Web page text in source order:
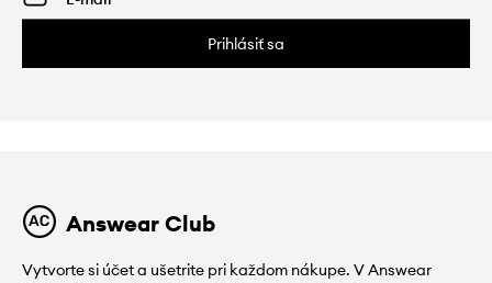
Prihlásiť sa
Answear Club
Vytvorte si účet a ušetrite pri každom nákupe. V Answear